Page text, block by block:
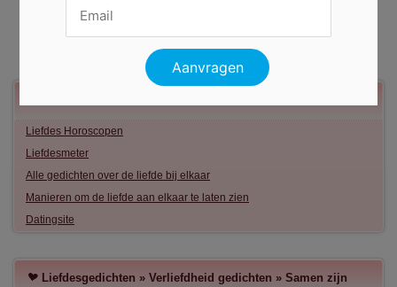
Liefdes Horoscopen
Liefdesmeter
Alle gedichten over de liefde bij elkaar
Manieren om de liefde aan elkaar te laten zien
Datingsite
Liefdesgedichten » Verliefdheid gedichten » Samen zijn